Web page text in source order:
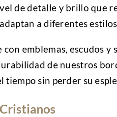
de detalle y brillo que
a diferentes
emblemas, escudos
de nuestros
tiempo sin perder su